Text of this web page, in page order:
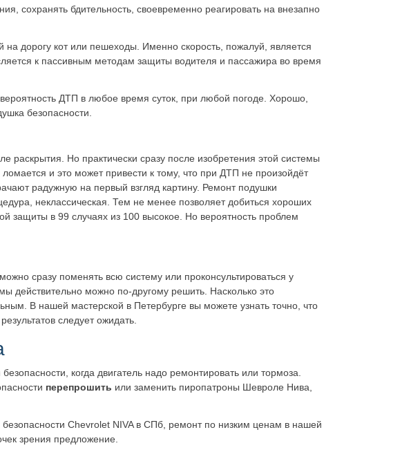
сохранять бдительность, своевременно реагировать на внезапно
дорогу кот или пешеходы. Именно скорость, пожалуй, является
к пассивным методам защиты водителя и пассажира во время
ДТП в любое время суток, при любой погоде. Хорошо,
безопасности.
раскрытия. Но практически сразу после изобретения этой системы
и это может привести к тому, что при ДТП не произойдёт
радужную на первый взгляд картину. Ремонт подушки
неклассическая. Тем не менее позволяет добиться хороших
защиты в 99 случаях из 100 высокое. Но вероятность проблем
сразу поменять всю систему или проконсультироваться у
действительно можно по-другому решить. Насколько это
В нашей мастерской в Петербурге вы можете узнать точно, что
следует ожидать.
когда двигатель надо ремонтировать или тормоза.
перепрошить или заменить пиропатроны Шевроле Нива,
Chevrolet NIVA в СПб, ремонт по низким ценам в нашей
зрения предложение.